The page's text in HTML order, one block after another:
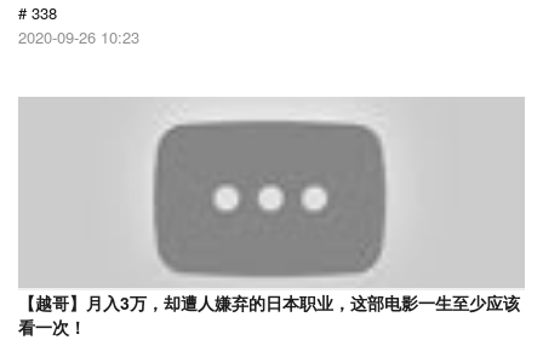
# 338
2020-09-26 10:23
【越哥】月入3万，却遭人嫌弃的日本职业，这部电影一生至少应该
看一次！